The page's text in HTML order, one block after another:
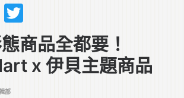
Line
商品全都要！
x 伊貝主題商品
部